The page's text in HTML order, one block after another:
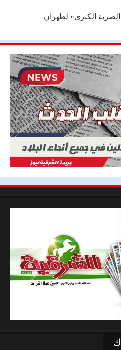
الكبرى» لطهران